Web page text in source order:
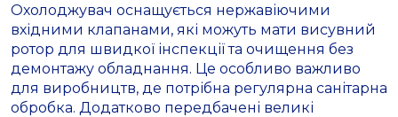
Охолоджувач оснащується нержавіючими
вхідними клапанами, які можуть мати висувний
ротор для швидкої інспекції та очищення без
демонтажу обладнання. Це особливо важливо
для виробництв, де потрібна регулярна санітарна
обробка. Додатково передбачені великі